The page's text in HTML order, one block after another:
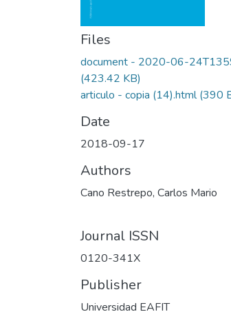
Files
document - 2020-06-
(423.42 KB)
articulo - copia (14).html(390
Date
2018-09-17
Authors
Cano Restrepo, Carlos Mario
Journal ISSN
0120-341X
Publisher
Universidad EAFIT